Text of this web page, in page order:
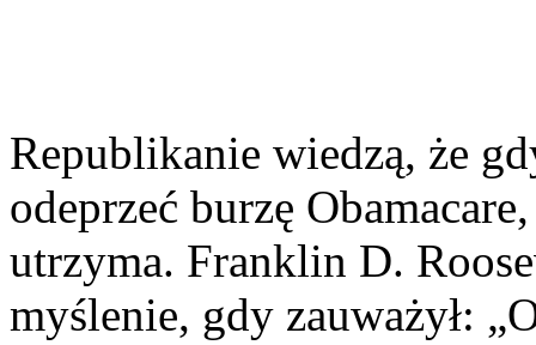
Republikanie wiedzą, że
odeprzeć burzę
utrzyma. Franklin D.
myślenie, gdy zauważył: